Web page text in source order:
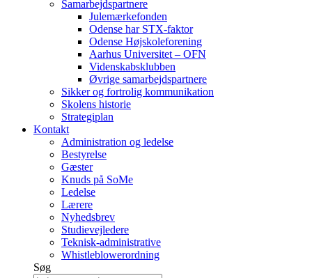
Samarbejdspartnere
Julemærkefonden
Odense har STX-faktor
Odense Højskoleforening
Aarhus Universitet – OFN
Videnskabsklubben
Øvrige samarbejdspartnere
Sikker og fortrolig kommunikation
Skolens historie
Strategiplan
Kontakt
Administration og ledelse
Bestyrelse
Gæster
Knuds på SoMe
Ledelse
Lærere
Nyhedsbrev
Studievejledere
Teknisk-administrative
Whistleblowerordning
Søg